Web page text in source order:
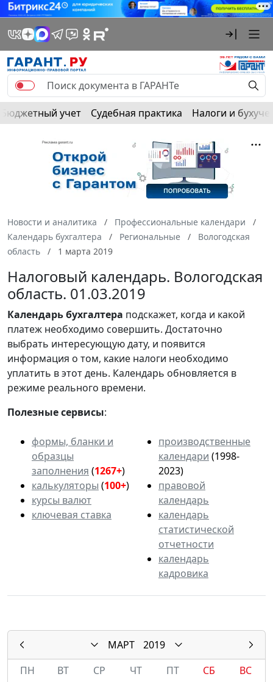
Бюджетный учет Судебная практика Налоги и
Новости и аналитика
Профессиональные календари
Календарь бухгалтера
Региональные
Вологодская
область
1 марта 2019
Налоговый календарь. Вологодская
область. 01.03.2019
Календарьбухгалтера подскажет, когда и какой
платеж необходимо совершить. Достаточно
выбрать интересующую дату, и появится
информация о том, какие налоги необходимо
уплатить в этот день. Календарь обновляется в
режиме реального времени.
Полезные сервисы:
формы, бланки и
образцы
заполнения (1267+)
калькуляторы (100+)
курсы валют
ключевая ставка
производственные
календари (1998-
2023)
правовой
календарь
календарь
статистической
отчетности
календарь
кадровика
МАРТ
2019
ПН
ВТ СР ЧТ ПТ СБ
ВС